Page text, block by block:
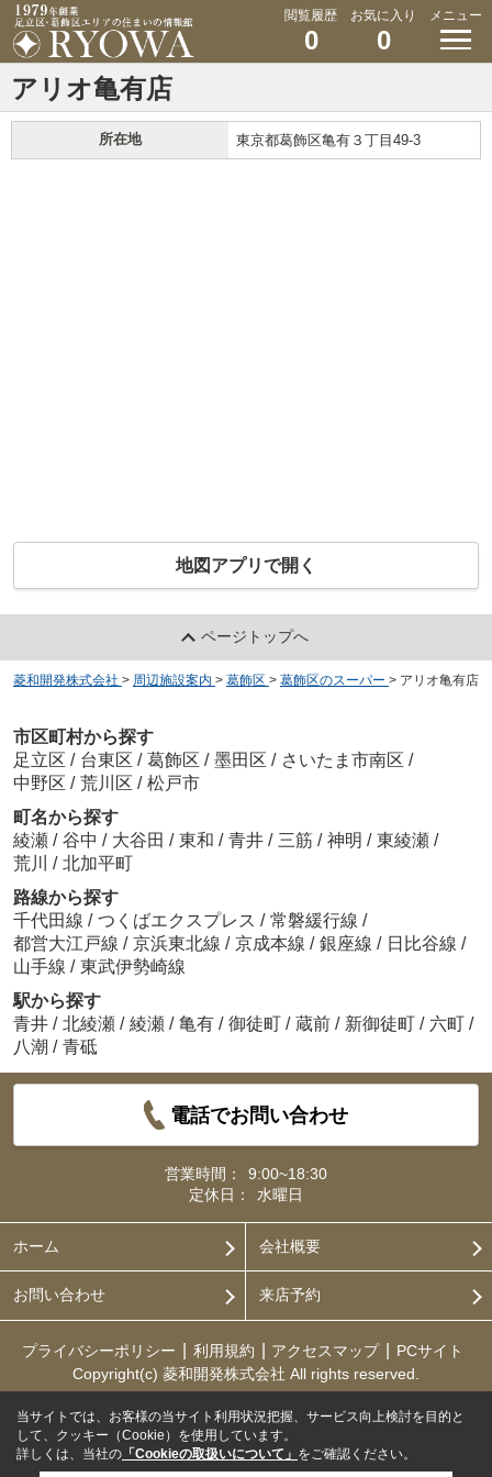
閲覧履歴
0
お気に入り
0
メニュー
アリオ亀有店
所在地 東京都葛飾区亀有３丁目49-3
地図アプリで開く
ページトップへ
菱和開発株式会社 > 周辺施設案内 > 葛飾区 > 葛飾区のスーパー > アリオ亀有店
市区町村から探す
足立区 / 台東区 / 葛飾区 / 墨田区 / さいたま市南区 /
中野区 / 荒川区 / 松戸市
町名から探す
綾瀬 / 谷中 / 大谷田 / 東和 / 青井 / 三筋 / 神明 / 東綾瀬 /
荒川 / 北加平町
路線から探す
千代田線 / つくばエクスプレス / 常磐緩行線 /
都営大江戸線 / 京浜東北線 / 京成本線 / 銀座線 / 日比谷線 /
山手線 / 東武伊勢崎線
駅から探す
青井 / 北綾瀬 / 綾瀬 / 亀有 / 御徒町 / 蔵前 / 新御徒町 / 六町 /
八潮 / 青砥
電話でお問い合わせ
営業時間：
9:00~18:30
定休日：
水曜日
ホーム 会社概要
お問い合わせ 来店予約
プライバシーポリシー 利用規約 アクセスマップ
PCサイト
Copyright(c) 菱和開発株式会社 All rights reserved.
当サイトでは、お客様の当サイト利用状況把握、サービス向上検討を目的と
して、クッキー（Cookie）を使用しています。
詳しくは、当社の 「Cookieの取扱いについて」 をご確認ください。